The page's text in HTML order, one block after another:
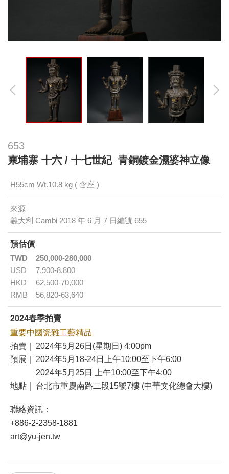
653
柬埔寨 十六 / 十七世紀 青銅鍍金濕婆神立像
H55cm Wt.10.8 kg ( 含座 )
來源
義大利 Cambi 2018 年 6 月 7 日編號 655
預估價
TWD
250,000-280,000
USD
7,900-8,800
HKD
62,500-70,000
RMB
56,820-63,640
2024春季拍賣
重要中國瓷雜工藝精品
拍賣｜
2024年5月26日(星期日) 4:00pm
預展｜
2024年5月18-24日上午10:00至下午6:00
2024年5月25日 上午10:00至下午4:00
地點｜
台北市重慶南路二段15號7樓 (中華文化總會大樓)
聯絡資訊：
+886-2-2358-1881
art@yu-jen.tw